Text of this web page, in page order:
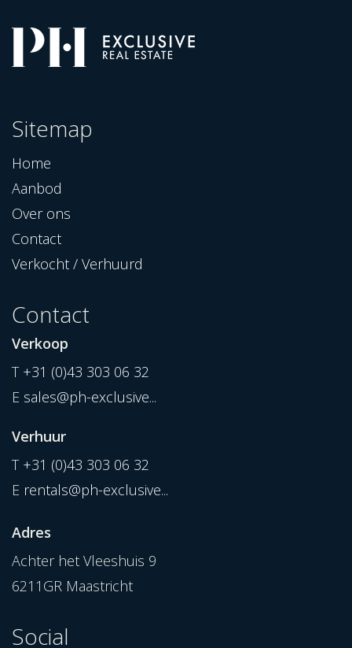
Sitemap
Home
Aanbod
Over ons
Contact
Verkocht / Verhuurd
Contact
Verkoop
T +31 (0)43 303 06 32
E sales@ph-exclusive...
Verhuur
T +31 (0)43 303 06 32
E rentals@ph-exclusive...
Adres
Achter het Vleeshuis 9
6211GR Maastricht
Social